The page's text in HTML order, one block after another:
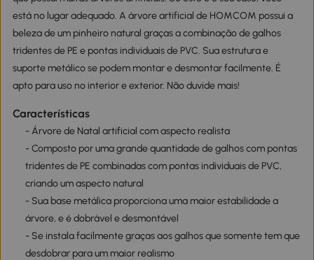
está no lugar adequado. A árvore artificial de HOMCOM possui a
beleza de um pinheiro natural graças a combinação de galhos
tridentes de PE e pontas individuais de PVC. Sua estrutura e
suporte metálico se podem montar e desmontar facilmente. É
apto para uso no interior e exterior. Não duvide mais!
Características
- Árvore de Natal artificial com aspecto realista
- Composto por uma grande quantidade de galhos com pontas
tridentes de PE combinadas com pontas individuais de PVC,
criando um aspecto natural
- Sua base metálica proporciona uma maior estabilidade a
árvore, e é dobrável e desmontável
- Se instala facilmente graças aos galhos que somente tem que
desdobrar para um maior realismo